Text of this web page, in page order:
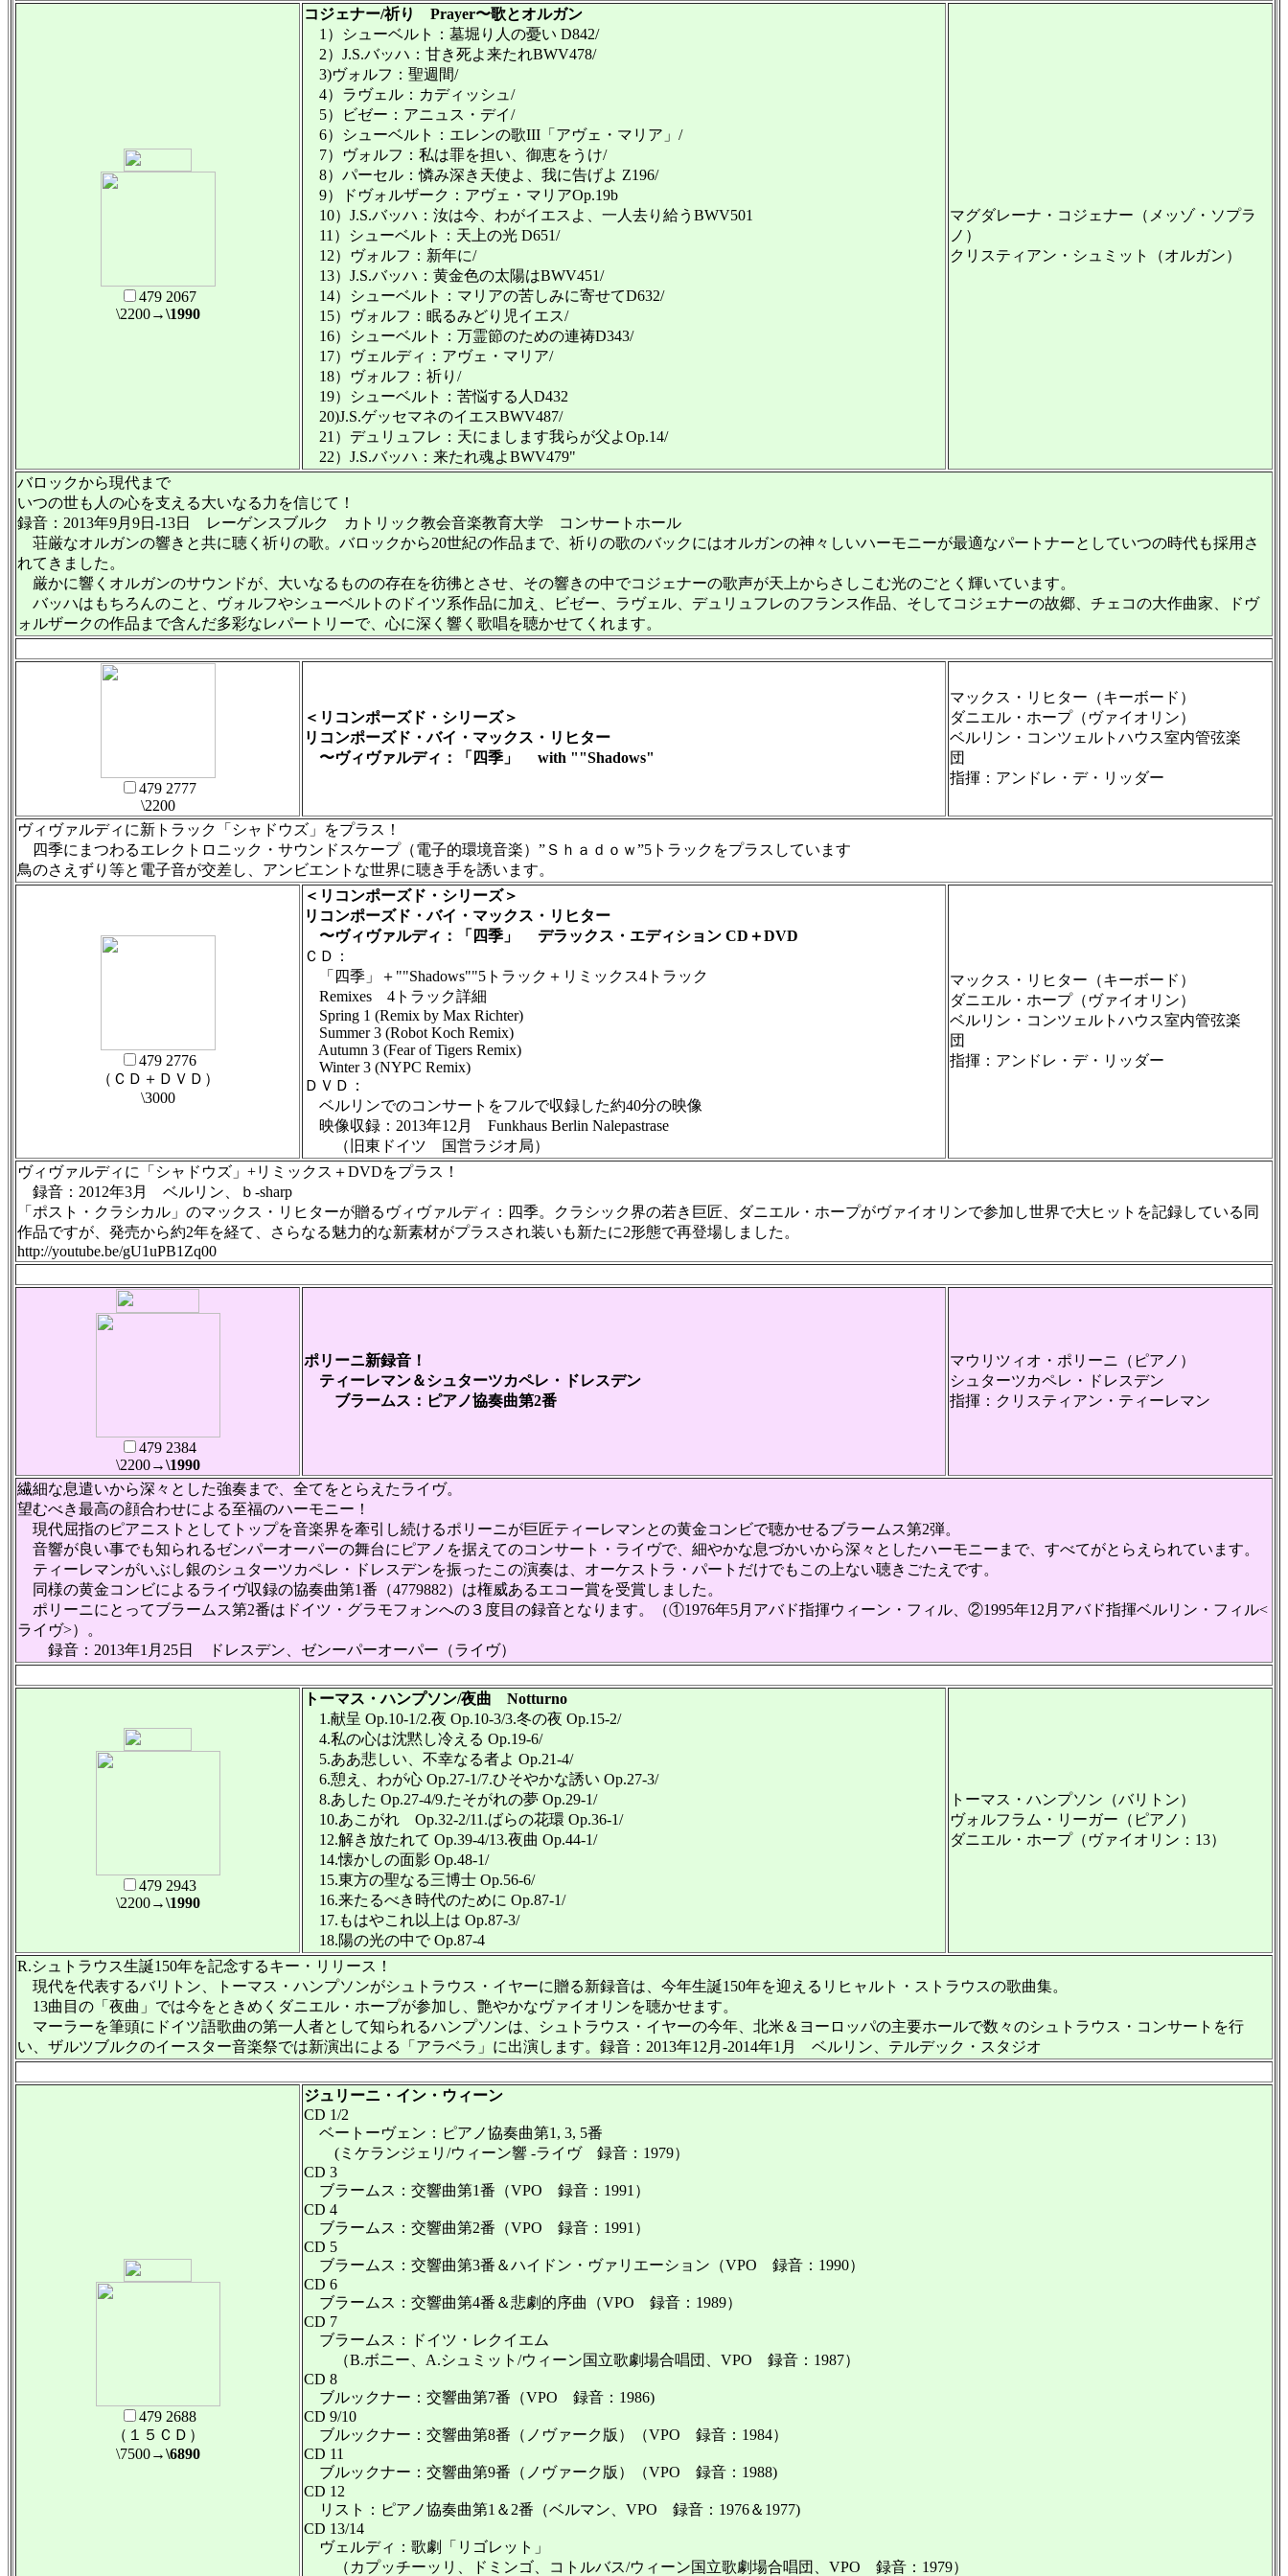
479 2067
\2200→\1990
コジェナー/祈り Prayer〜歌とオルガン
1）シューベルト：墓堀り人の憂い D842/
2）J.S.バッハ：甘き死よ来たれBWV478/
3)ヴォルフ：聖週間/
4）ラヴェル：カディッシュ/
5）ビゼー：アニュス・デイ/
6）シューベルト：エレンの歌III「アヴェ・マリア」/
7）ヴォルフ：私は罪を担い、御恵をうけ/
8）パーセル：憐み深き天使よ、我に告げよ Z196/
9）ドヴォルザーク：アヴェ・マリアOp.19b
10）J.S.バッハ：汝は今、わがイエスよ、一人去り給うBWV501
11）シューベルト：天上の光 D651/
12）ヴォルフ：新年に/
13）J.S.バッハ：黄金色の太陽はBWV451/
14）シューベルト：マリアの苦しみに寄せてD632/
15）ヴォルフ：眠るみどり児イエス/
16）シューベルト：万霊節のための連祷D343/
17）ヴェルディ：アヴェ・マリア/
18）ヴォルフ：祈り/
19）シューベルト：苦悩する人D432
20)J.S.ゲッセマネのイエスBWV487/
21）デュリュフレ：天にまします我らが父よOp.14/
22）J.S.バッハ：来たれ魂よBWV479"
マグダレーナ・コジェナー（メッゾ・ソプラ
ノ）
クリスティアン・シュミット（オルガン）
バロックから現代まで
いつの世も人の心を支える大いなる力を信じて！
録音：2013年9月9日-13日 レーゲンスブルク カトリック教会音楽教育大学 コンサートホール
荘厳なオルガンの響きと共に聴く祈りの歌。バロックから20世紀の作品まで、祈りの歌のバックにはオルガンの神々しいハーモニーが最適なパートナーとしていつの時代も採用さ
れてきました。
厳かに響くオルガンのサウンドが、大いなるものの存在を彷彿とさせ、その響きの中でコジェナーの歌声が天上からさしこむ光のごとく輝いています。
バッハはもちろんのこと、ヴォルフやシューベルトのドイツ系作品に加え、ビゼー、ラヴェル、デュリュフレのフランス作品、そしてコジェナーの故郷、チェコの大作曲家、ドヴ
ォルザークの作品まで含んだ多彩なレパートリーで、心に深く響く歌唱を聴かせてくれます。
479 2777
\2200
＜リコンポーズド・シリーズ＞
リコンポーズド・バイ・マックス・リヒター
〜ヴィヴァルディ：「四季」 with ""Shadows"
マックス・リヒター（キーボード）
ダニエル・ホープ（ヴァイオリン）
ベルリン・コンツェルトハウス室内管弦楽
団
指揮：アンドレ・デ・リッダー
ヴィヴァルディに新トラック「シャドウズ」をプラス！
四季にまつわるエレクトロニック・サウンドスケープ（電子的環境音楽）”Ｓｈａｄｏｗ”5トラックをプラスしています
鳥のさえずり等と電子音が交差し、アンビエントな世界に聴き手を誘います。
479 2776
（ＣＤ＋ＤＶＤ）
\3000
＜リコンポーズド・シリーズ＞
リコンポーズド・バイ・マックス・リヒター
〜ヴィヴァルディ：「四季」 デラックス・エディション CD＋DVD
ＣＤ：
「四季」＋""Shadows""5トラック＋リミックス4トラック
Remixes 4トラック詳細
Spring 1 (Remix by Max Richter)
Summer 3 (Robot Koch Remix)
Autumn 3 (Fear of Tigers Remix)
Winter 3 (NYPC Remix)
ＤＶＤ：
ベルリンでのコンサートをフルで収録した約40分の映像
映像収録：2013年12月 Funkhaus Berlin Nalepastrase
（旧東ドイツ 国営ラジオ局）
マックス・リヒター（キーボード）
ダニエル・ホープ（ヴァイオリン）
ベルリン・コンツェルトハウス室内管弦楽
団
指揮：アンドレ・デ・リッダー
ヴィヴァルディに「シャドウズ」+リミックス＋DVDをプラス！
録音：2012年3月 ベルリン、ｂ-sharp
「ポスト・クラシカル」のマックス・リヒターが贈るヴィヴァルディ：四季。クラシック界の若き巨匠、ダニエル・ホープがヴァイオリンで参加し世界で大ヒットを記録している同
作品ですが、発売から約2年を経て、さらなる魅力的な新素材がプラスされ装いも新たに2形態で再登場しました。
http://youtube.be/gU1uPB1Zq00
479 2384
\2200→\1990
ポリーニ新録音！
ティーレマン＆シュターツカペレ・ドレスデン
ブラームス：ピアノ協奏曲第2番
マウリツィオ・ポリーニ（ピアノ）
シュターツカペレ・ドレスデン
指揮：クリスティアン・ティーレマン
繊細な息遣いから深々とした強奏まで、全てをとらえたライヴ。
望むべき最高の顔合わせによる至福のハーモニー！
現代屈指のピアニストとしてトップを音楽界を牽引し続けるポリーニが巨匠ティーレマンとの黄金コンビで聴かせるブラームス第2弾。
音響が良い事でも知られるゼンパーオーパーの舞台にピアノを据えてのコンサート・ライヴで、細やかな息づかいから深々としたハーモニーまで、すべてがとらえられています。
ティーレマンがいぶし銀のシュターツカペレ・ドレスデンを振ったこの演奏は、オーケストラ・パートだけでもこの上ない聴きごたえです。
同様の黄金コンビによるライヴ収録の協奏曲第1番（4779882）は権威あるエコー賞を受賞しました。
ポリーニにとってブラームス第2番はドイツ・グラモフォンへの３度目の録音となります。（①1976年5月アバド指揮ウィーン・フィル、②1995年12月アバド指揮ベルリン・フィル<
ライヴ>）。
録音：2013年1月25日 ドレスデン、ゼンーパーオーパー（ライヴ）
479 2943
\2200→\1990
トーマス・ハンプソン/夜曲 Notturno
1.献呈 Op.10-1/2.夜 Op.10-3/3.冬の夜 Op.15-2/
4.私の心は沈黙し冷える Op.19-6/
5.ああ悲しい、不幸なる者よ Op.21-4/
6.憩え、わが心 Op.27-1/7.ひそやかな誘い Op.27-3/
8.あした Op.27-4/9.たそがれの夢 Op.29-1/
10.あこがれ Op.32-2/11.ばらの花環 Op.36-1/
12.解き放たれて Op.39-4/13.夜曲 Op.44-1/
14.懐かしの面影 Op.48-1/
15.東方の聖なる三博士 Op.56-6/
16.来たるべき時代のために Op.87-1/
17.もはやこれ以上は Op.87-3/
18.陽の光の中で Op.87-4
トーマス・ハンプソン（バリトン）
ヴォルフラム・リーガー（ピアノ）
ダニエル・ホープ（ヴァイオリン：13）
R.シュトラウス生誕150年を記念するキー・リリース！
現代を代表するバリトン、トーマス・ハンプソンがシュトラウス・イヤーに贈る新録音は、今年生誕150年を迎えるリヒャルト・ストラウスの歌曲集。
13曲目の「夜曲」では今をときめくダニエル・ホープが参加し、艶やかなヴァイオリンを聴かせます。
マーラーを筆頭にドイツ語歌曲の第一人者として知られるハンプソンは、シュトラウス・イヤーの今年、北米＆ヨーロッパの主要ホールで数々のシュトラウス・コンサートを行
い、ザルツブルクのイースター音楽祭では新演出による「アラベラ」に出演します。録音：2013年12月-2014年1月 ベルリン、テルデック・スタジオ
479 2688
（１５ＣＤ）
\7500→\6890
ジュリーニ・イン・ウィーン
CD 1/2
ベートーヴェン：ピアノ協奏曲第1, 3, 5番
(ミケランジェリ/ウィーン響 -ライヴ 録音：1979）
CD 3
ブラームス：交響曲第1番（VPO 録音：1991）
CD 4
ブラームス：交響曲第2番（VPO 録音：1991）
CD 5
ブラームス：交響曲第3番＆ハイドン・ヴァリエーション（VPO 録音：1990）
CD 6
ブラームス：交響曲第4番＆悲劇的序曲（VPO 録音：1989）
CD 7
ブラームス：ドイツ・レクイエム
（B.ボニー、A.シュミット/ウィーン国立歌劇場合唱団、VPO 録音：1987）
CD 8
ブルックナー：交響曲第7番（VPO 録音：1986)
CD 9/10
ブルックナー：交響曲第8番（ノヴァーク版）（VPO 録音：1984）
CD 11
ブルックナー：交響曲第9番（ノヴァーク版）（VPO 録音：1988)
CD 12
リスト：ピアノ協奏曲第1＆2番（ベルマン、VPO 録音：1976＆1977)
CD 13/14
ヴェルディ：歌劇「リゴレット」
（カプッチーッリ、ドミンゴ、コトルバス/ウィーン国立歌劇場合唱団、VPO 録音：1979）